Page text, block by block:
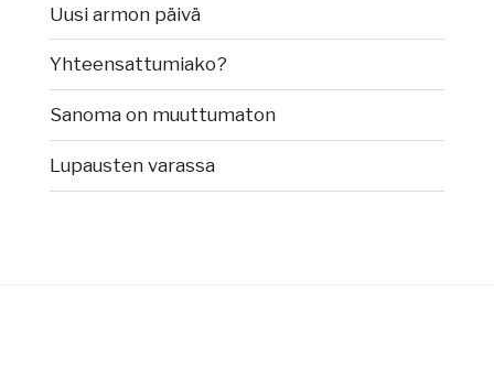
Uusi armon päivä
Yhteensattumiako?
Sanoma on muuttumaton
Lupausten varassa